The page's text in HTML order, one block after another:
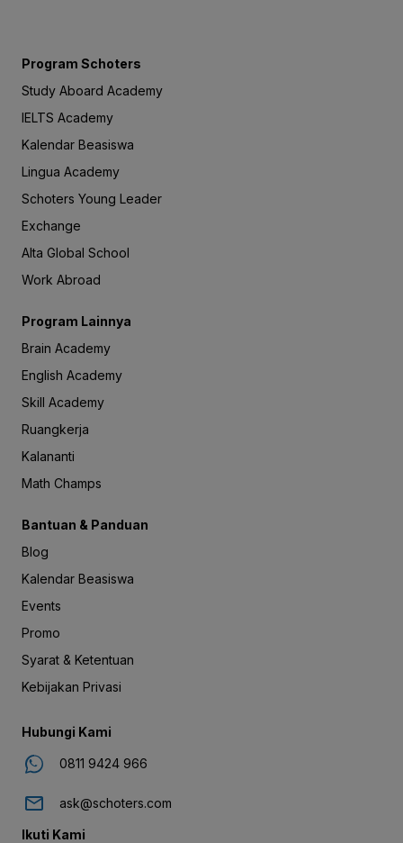
Program Schoters
Study Aboard Academy
IELTS Academy
Kalendar Beasiswa
Lingua Academy
Schoters Young Leader
Exchange
Alta Global School
Work Abroad
Program Lainnya
Brain Academy
English Academy
Skill Academy
Ruangkerja
Kalananti
Math Champs
Bantuan & Panduan
Blog
Kalendar Beasiswa
Events
Promo
Syarat & Ketentuan
Kebijakan Privasi
Hubungi Kami
0811 9424 966
ask@schoters.com
Ikuti Kami